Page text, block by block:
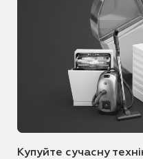
Купуйте сучасну